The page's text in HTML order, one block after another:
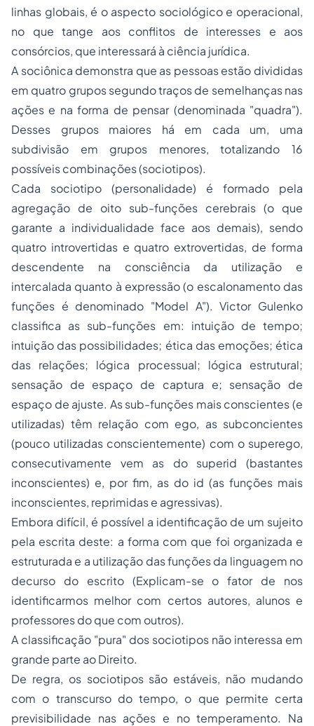
linhas globais, é o aspecto sociológico e operacional,
no que tange aos conflitos de interesses e aos
consórcios, que interessará à ciência jurídica.
A sociônica demonstra que as pessoas estão divididas
em quatro grupos segundo traços de semelhanças nas
ações e na forma de pensar (denominada "quadra").
Desses grupos maiores há em cada um, uma
subdivisão em grupos menores, totalizando 16
possíveis combinações (sociotipos).
Cada sociotipo (personalidade) é formado pela
agregação de oito sub-funções cerebrais (o que
garante a individualidade face aos demais), sendo
quatro introvertidas e quatro extrovertidas, de forma
descendente na consciência da utilização e
intercalada quanto à expressão (o escalonamento das
funções é denominado "Model A"). Victor Gulenko
classifica as sub-funções em: intuição de tempo;
intuição das possibilidades; ética das emoções; ética
das relações; lógica processual; lógica estrutural;
sensação de espaço de captura e; sensação de
espaço de ajuste. As sub-funções mais conscientes (e
utilizadas) têm relação com ego, as subconcientes
(pouco utilizadas conscientemente) com o superego,
consecutivamente vem as do superid (bastantes
inconscientes) e, por fim, as do id (as funções mais
inconscientes, reprimidas e agressivas).
Embora difícil, é possível a identificação de um sujeito
pela escrita deste: a forma com que foi organizada e
estruturada e a utilização das funções da linguagem no
decurso do escrito (Explicam-se o fator de nos
identificarmos melhor com certos autores, alunos e
professores do que com outros).
A classificação "pura" dos sociotipos não interessa em
grande parte ao Direito.
De regra, os sociotipos são estáveis, não mudando
com o transcurso do tempo, o que permite certa
previsibilidade nas ações e no temperamento. Na